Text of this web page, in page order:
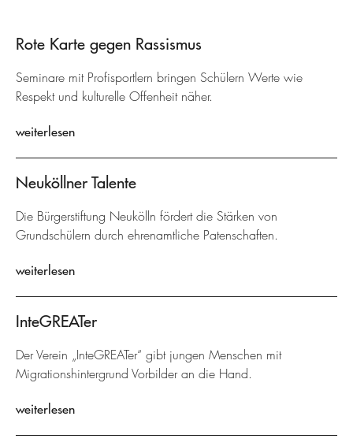
Rote Karte gegen Rassismus
Seminare mit Profisportlern bringen Schülern Werte wie
Respekt und kulturelle Offenheit näher.
weiterlesen
Neuköllner Talente
Die Bürgerstiftung Neukölln fördert die Stärken von
Grundschülern durch ehrenamtliche Patenschaften.
weiterlesen
InteGREATer
Der Verein „InteGREATer“ gibt jungen Menschen mit
Migrationshintergrund Vorbilder an die Hand.
weiterlesen